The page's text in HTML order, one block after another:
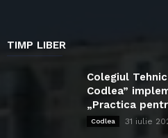
TIMP LIBER
Colegiul
Codlea”
„Practica
Codlea 31 iulie